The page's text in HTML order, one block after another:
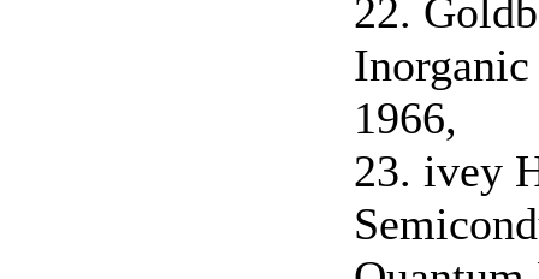
22.
1966,
23. ivey